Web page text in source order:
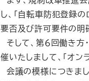
し、「自転車防犯登録
要否及び許可要件の明
そして、第６回働き方
催いたしまして、「オ
会議の模様につきま